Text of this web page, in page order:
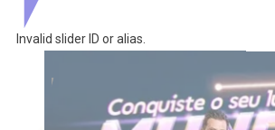
Invalid slider ID or alias.